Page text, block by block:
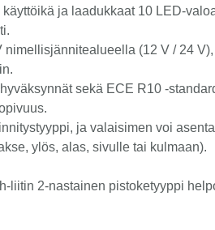
ja laadukkaat 10 LED-
nimellisjännitealueella (12 V / 24
sekä ECE R10 -
ja valaisimen voi
ylös, alas, sivulle tai kulmaan).
liitin 2-nastainen pistoketyyppi